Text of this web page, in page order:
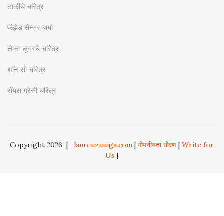
टाकीचे चरित्र
फॅझेड सेन्सर बायो
लेक्स लुगरचे चरित्र
शॉन सो चरित्र
रॉयस ग्रेसी चरित्र
Copyright 2026 | laurenzuniga.com | गोपनीयता धोरण | Write for
Us |